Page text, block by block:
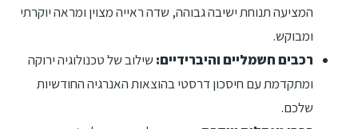
המציעה תנוחת ישיבה גבוהה, שדה ראייה מצוין ומראה יוקרתי
ומבוקש.
רכבים חשמליים והיברידיים: שילוב של טכנולוגיה ירוקה
ומתקדמת עם חיסכון דרסטי בהוצאות האנרגיה החודשיות
שלכם.